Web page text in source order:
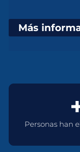
Más
Personas han